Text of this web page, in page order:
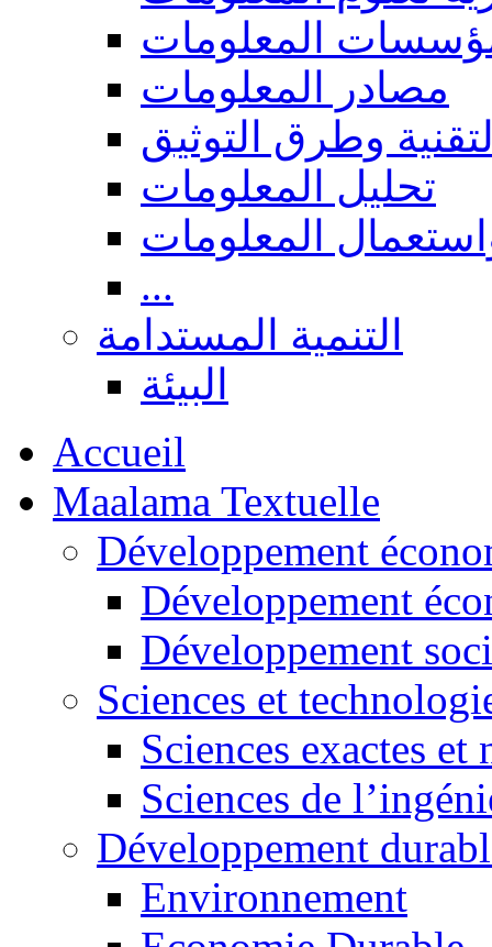
المعلومات
مصادر المعلومات
وطرق التوثيق
تحليل المعلومات
المعلومات
...
التنمية المستدامة
البيئة
Accueil
Maalama Textuelle
Développement
Développement
Développement
Sciences et
Sciences exactes et
Sciences de
Développement
Environnement